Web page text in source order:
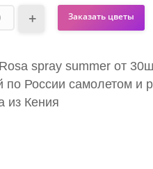
Заказать цветы
spray summer от
по России самолетом и
из Кения